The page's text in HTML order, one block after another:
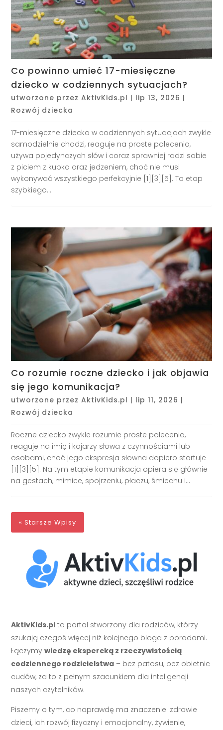
Co powinno umieć 17-miesięczne
dziecko w codziennych sytuacjach?
utworzone przezAktivKids.pl | lip 13, 2026 |
Rozwój dziecka
17-miesięczne dziecko w codziennych sytuacjach zwykle
samodzielnie chodzi, reaguje na proste polecenia,
używa pojedynczych słów i coraz sprawniej radzi sobie
z piciem z kubka oraz jedzeniem, choć nie musi
wykonywać wszystkiego perfekcyjnie [1][3][5]. To etap
szybkiego...
Co rozumie roczne dziecko i jak objawia
się jego komunikacja?
utworzone przezAktivKids.pl | lip 11, 2026 |
Rozwój dziecka
Roczne dziecko zwykle rozumie proste polecenia,
reaguje na imię i kojarzy słowa z czynnościami lub
osobami, choć jego ekspresja słowna dopiero startuje
[1][3][5]. Na tym etapie komunikacja opiera się głównie
na gestach, mimice, spojrzeniu, płaczu, śmiechu i...
« Starsze Wpisy
AktivKids.pl to portal stworzony dla rodziców, którzy
szukają czegoś więcej niż kolejnego bloga z poradami.
Łączymywiedzę ekspercką z rzeczywistością
codziennego rodzicielstwa – bez patosu, bez obietnic
cudów, za to z pełnym szacunkiem dla inteligencji
naszych czytelników.
Piszemy o tym, co naprawdę ma znaczenie: zdrowie
dzieci, ich rozwój fizyczny i emocjonalny, żywienie,